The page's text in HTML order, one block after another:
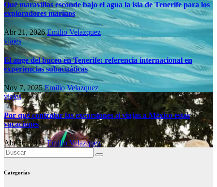
Qué maravillas esconde bajo el agua la isla de Tenerife para los
exploradores marinos
Abr 21, 2026Emilio Velazquez
viajes
El auge del buceo en Tenerife: referencia internacional en
experiencias subacuáticas
Nov 7, 2025Emilio Velazquez
viajes
Por qué contratar las excursiones si viajas a México estas
vacaciones
Abr 26, 2024Emilio Velazquez
Categorías